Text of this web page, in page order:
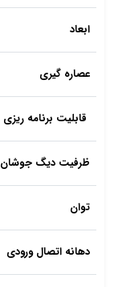
ابعاد
عصاره گیری
قابلیت برنامه ریزی
ظرفیت دیگ جوشان
توان
دهانه اتصال ورودی